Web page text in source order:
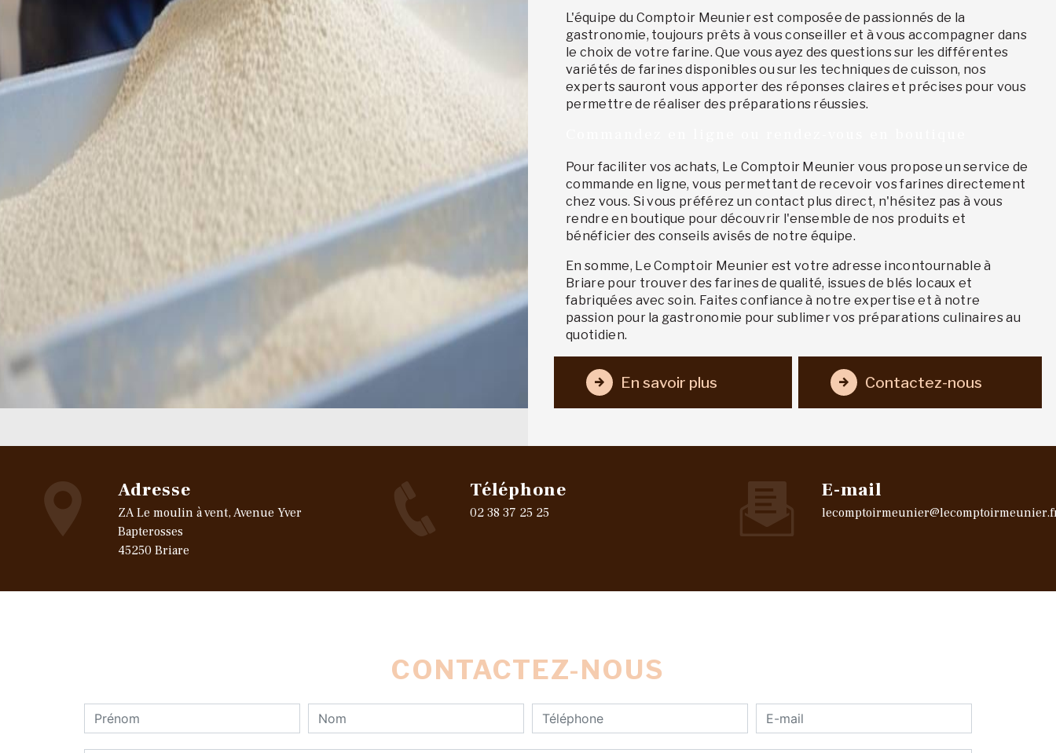
L'équipe du Comptoir Meunier est composée de passionnés de la
gastronomie, toujours prêts à vous conseiller et à vous accompagner dans
le choix de votre farine. Que vous ayez des questions sur les différentes
variétés de farines disponibles ou sur les techniques de cuisson, nos
experts sauront vous apporter des réponses claires et précises pour vous
permettre de réaliser des préparations réussies.
Pour faciliter vos achats, Le Comptoir Meunier vous propose un service de
commande en ligne, vous permettant de recevoir vos farines directement
chez vous. Si vous préférez un contact plus direct, n'hésitez pas à vous
rendre en boutique pour découvrir l'ensemble de nos produits et
bénéficier des conseils avisés de notre équipe.
En somme, Le Comptoir Meunier est votre adresse incontournable à
Briare pour trouver des farines de qualité, issues de blés locaux et
fabriquées avec soin. Faites confiance à notre expertise et à notre
passion pour la gastronomie pour sublimer vos préparations culinaires au
quotidien.
En savoir plus Contactez-nous
Adresse
ZA Le moulin à vent, Avenue Yver
Bapterosses
45250 Briare
Téléphone
02 38 37 25 25
E-mail
CONTACTEZ-NOUS